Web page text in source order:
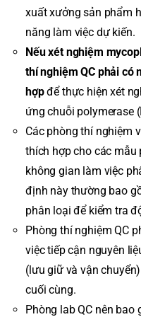
xuất xưởng sản phẩm
năng làm việc dự kiến.
Nếu xét nghiệm
thí nghiệm QC phải có
hợpđể thực hiện xét
ứng chuỗi polymerase
Các phòng thí nghiệm
thích hợp cho các
không gian làm việc
định này thường bao
phân loại để kiểm tra
Phòng thí nghiệm QC
việc tiếp cận nguyên
(lưu giữ và vận
cuối cùng.
Phòng lab QC nên